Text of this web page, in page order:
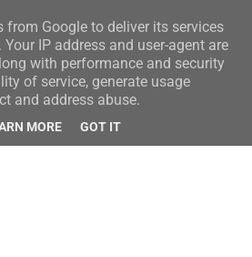
from Google to deliver its services
IP address and user-agent are
with performance and security
of service, generate usage
and address abuse.
MORE GOT IT